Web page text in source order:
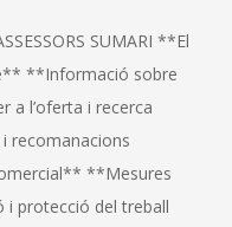
SUMARI **El
**Informació sobre
a l’oferta i recerca
recomanacions
**Mesures
i protecció del treball